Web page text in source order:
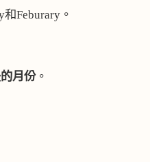
和Feburary 。
月份。